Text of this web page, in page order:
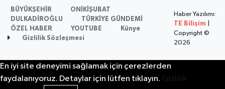
BÜYÜKŞEHİR
ONİKİŞUBAT
DULKADİROĞLU
TÜRKİYE GÜNDEMİ
ÖZEL HABER
YOUTUBE
Künye
Gizlilik Sözleşmesi
Haber Yazılımı:
TE Bilişim
Copyright ©
2026
En iyi site deneyimi sağlamak için çerezlerden
faydalanıyoruz. Detaylar için lütfen tıklayın. Gizlilik